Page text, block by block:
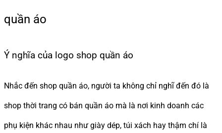
quần áo
Ý nghĩa của logo shop quần áo
Nhắc đến shop quần áo, người ta không chỉ nghĩ đến đó là
shop thời trang có bán quần áo mà là nơi kinh doanh các
phụ kiện khác nhau như giày dép, túi xách hay thậm chí là